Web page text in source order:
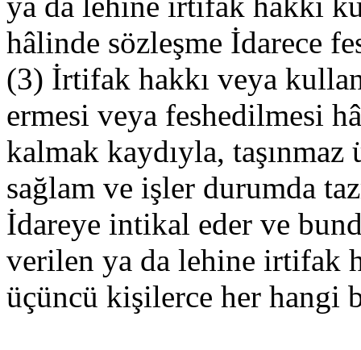
hâlinde sözleşme İdarece
(3) İrtifak hakkı veya
ermesi veya feshedilmesi
kalmak kaydıyla,
sağlam ve işler durumda
İdareye intikal eder ve
verilen ya da lehine irtifak
üçüncü kişilerce her hangi